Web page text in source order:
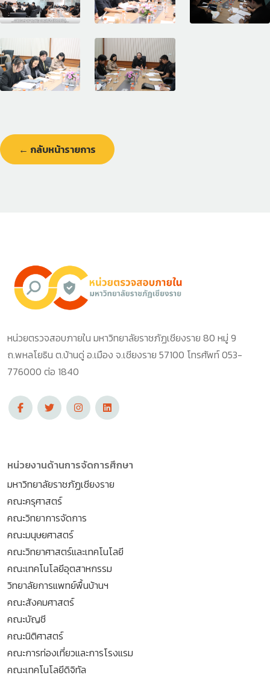
← กลับหน้ารายการ
หน่วยตรวจสอบภายใน มหาวิทยาลัยราชภัฏเชียงราย 80 หมู่ 9
ถ.พหลโยธิน ต.บ้านดู่ อ.เมือง จ.เชียงราย 57100 โทรศัพท์ 053-
776000 ต่อ 1840
หน่วยงานด้านการจัดการศึกษา
มหาวิทยาลัยราชภัฏเชียงราย
คณะครุศาสตร์
คณะวิทยาการจัดการ
คณะมนุษยศาสตร์
คณะวิทยาศาสตร์และเทคโนโลยี
คณะเทคโนโลยีอุตสาหกรรม
วิทยาลัยการแพทย์พื้นบ้านฯ
คณะสังคมศาสตร์
คณะบัญชี
คณะนิติศาสตร์
คณะการท่องเที่ยวและการโรงแรม
คณะเทคโนโลยีดิจิทัล